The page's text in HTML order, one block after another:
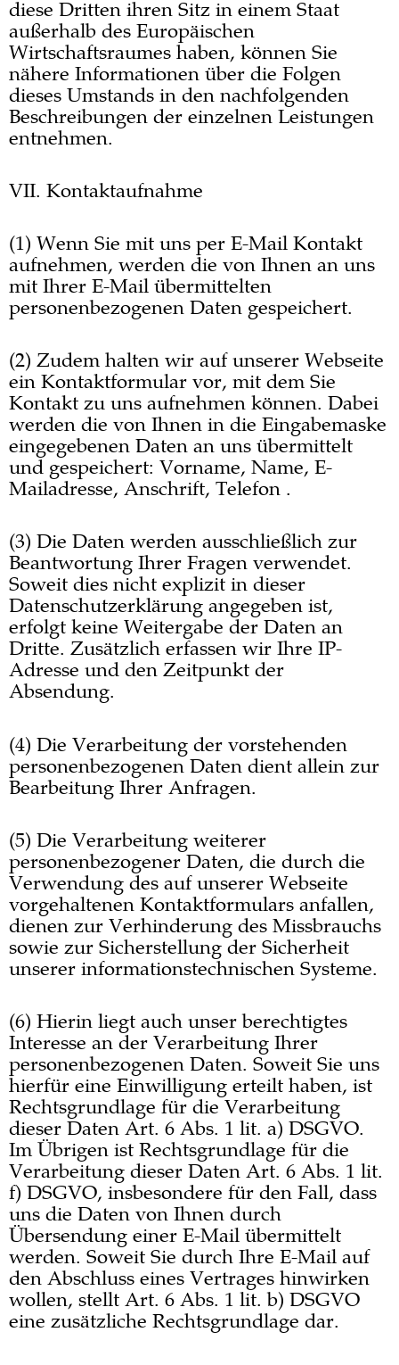
diese Dritten ihren Sitz in einem Staat
außerhalb des Europäischen
Wirtschaftsraumes haben, können Sie
nähere Informationen über die Folgen
dieses Umstands in den nachfolgenden
Beschreibungen der einzelnen Leistungen
entnehmen.
VII. Kontaktaufnahme
(1) Wenn Sie mit uns per E-Mail Kontakt
aufnehmen, werden die von Ihnen an uns
mit Ihrer E-Mail übermittelten
personenbezogenen Daten gespeichert.
(2) Zudem halten wir auf unserer Webseite
ein Kontaktformular vor, mit dem Sie
Kontakt zu uns aufnehmen können. Dabei
werden die von Ihnen in die Eingabemaske
eingegebenen Daten an uns übermittelt
und gespeichert: Vorname, Name, E-
Mailadresse, Anschrift, Telefon .
(3) Die Daten werden ausschließlich zur
Beantwortung Ihrer Fragen verwendet.
Soweit dies nicht explizit in dieser
Datenschutzerklärung angegeben ist,
erfolgt keine Weitergabe der Daten an
Dritte. Zusätzlich erfassen wir Ihre IP-
Adresse und den Zeitpunkt der
Absendung.
(4) Die Verarbeitung der vorstehenden
personenbezogenen Daten dient allein zur
Bearbeitung Ihrer Anfragen.
(5) Die Verarbeitung weiterer
personenbezogener Daten, die durch die
Verwendung des auf unserer Webseite
vorgehaltenen Kontaktformulars anfallen,
dienen zur Verhinderung des Missbrauchs
sowie zur Sicherstellung der Sicherheit
unserer informationstechnischen Systeme.
(6) Hierin liegt auch unser berechtigtes
Interesse an der Verarbeitung Ihrer
personenbezogenen Daten. Soweit Sie uns
hierfür eine Einwilligung erteilt haben, ist
Rechtsgrundlage für die Verarbeitung
dieser Daten Art. 6 Abs. 1 lit. a) DSGVO.
Im Übrigen ist Rechtsgrundlage für die
Verarbeitung dieser Daten Art. 6 Abs. 1 lit.
f) DSGVO, insbesondere für den Fall, dass
uns die Daten von Ihnen durch
Übersendung einer E-Mail übermittelt
werden. Soweit Sie durch Ihre E-Mail auf
den Abschluss eines Vertrages hinwirken
wollen, stellt Art. 6 Abs. 1 lit. b) DSGVO
eine zusätzliche Rechtsgrundlage dar.